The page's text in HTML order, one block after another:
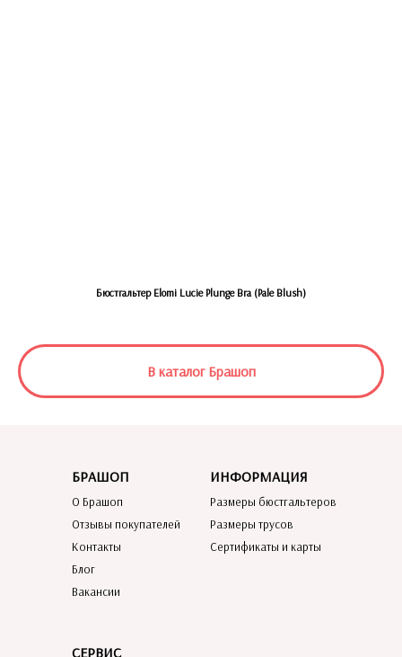
Бюстгальтер Elomi Lucie Plunge Bra (Pale Blush)
В каталог Брашоп
БРАШОП
О Брашоп
Отзывы покупателей
Контакты
Блог
Вакансии
СЕРВИС
ИНФОРМАЦИЯ
Размеры бюстгальтеров
Размеры трусов
Сертификаты и карты